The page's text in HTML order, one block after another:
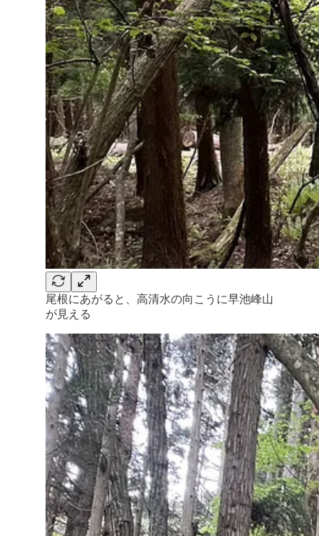
尾根にあがると、高清水の向こうに早池峰山
が見える